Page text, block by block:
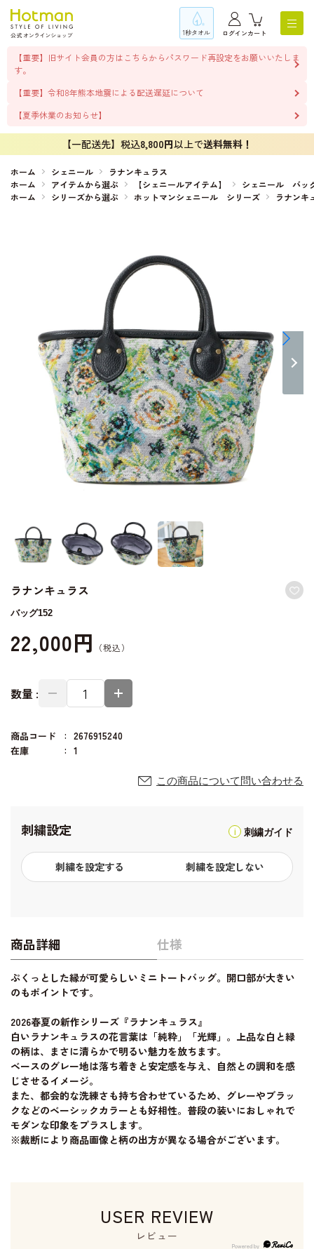
1秒タオル ログインカート
【重要】旧サイト会員の方はこちらからパスワード再設定をお願いいたしま
す。
【重要】令和8年熊本地震による配送遅延について
【夏季休業のお知らせ】
【一配送先】税込8,800円以上で送料無料！
ホーム シェニール
ラナンキュラス
ホーム
アイテムから選ぶ 【シェニールアイテム】
シェニール バッ
ホーム
シリーズから選ぶ ホットマンシェニール シリーズ ラナンキ
ラナンキュラス
バッグ152
22,000円
数量 :
商品コード
2676915240
在庫
1
この商品について問い合わせる
刺繍設定 刺繍ガイド
刺繍を設定する 刺繍を設定しない
商品詳細 仕様
ぷくっとした縁が可愛らしいミニトートバッグ。開口部が大きい
のもポイントです。
2026春夏の新作シリーズ『ラナンキュラス』
白いラナンキュラスの花言葉は「純粋」「光輝」。上品な白と緑
の柄は、まさに清らかで明るい魅力を放ちます。
ベースのグレー地は落ち着きと安定感を与え、自然との調和を感
じさせるイメージ。
また、都会的な洗練さも持ち合わせているため、グレーやブラッ
クなどのベーシックカラーとも好相性。普段の装いにおしゃれで
モダンな印象をプラスします。
※裁断により商品画像と柄の出方が異なる場合がございます。
USER REVIEW
レビュー